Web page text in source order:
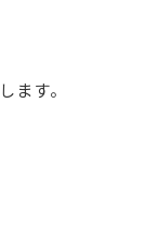
ます。